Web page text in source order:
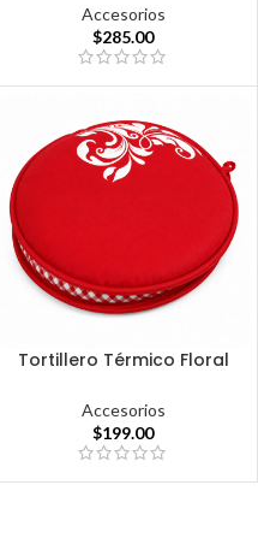
Accesorios
$285.00
Tortillero Térmico Floral
Accesorios
$199.00